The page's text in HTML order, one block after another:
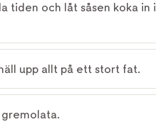
tiden och låt såsen koka in i
upp allt på ett stort fat.